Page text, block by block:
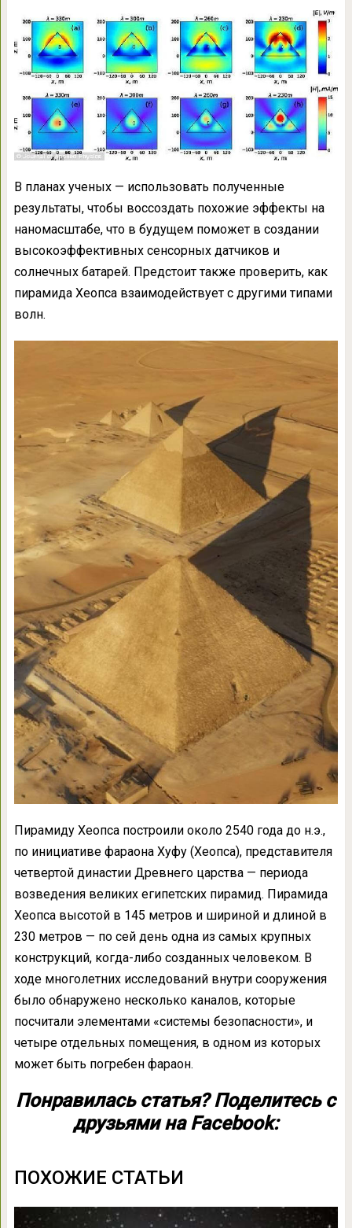
В планах ученых — использовать полученные
результаты, чтобы воссоздать похожие эффекты на
наномасштабе, что в будущем поможет в создании
высокоэффективных сенсорных датчиков и
солнечных батарей. Предстоит также проверить, как
пирамида Хеопса взаимодействует с другими типами
волн.
Пирамиду Хеопса построили около 2540 года до н.э.,
по инициативе фараона Хуфу (Хеопса), представителя
четвертой династии Древнего царства — периода
возведения великих египетских пирамид. Пирамида
Хеопса высотой в 145 метров и шириной и длиной в
230 метров — по сей день одна из самых крупных
конструкций, когда-либо созданных человеком. В
ходе многолетних исследований внутри сооружения
было обнаружено несколько каналов, которые
посчитали элементами «системы безопасности», и
четыре отдельных помещения, в одном из которых
может быть погребен фараон.
Понравилась статья? Поделитесь с
друзьями на Facebook:
ПОХОЖИЕ СТАТЬИ